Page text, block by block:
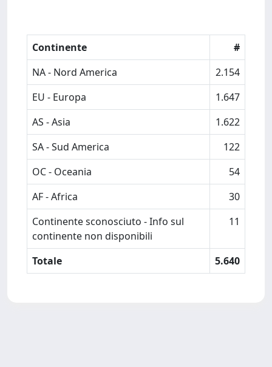
Continente
#
NA - Nord America
2.154
EU - Europa
1.647
AS - Asia
1.622
SA - Sud America
122
OC - Oceania
54
AF - Africa
30
Continente sconosciuto - Info sul
continente non disponibili
11
Totale 5.640